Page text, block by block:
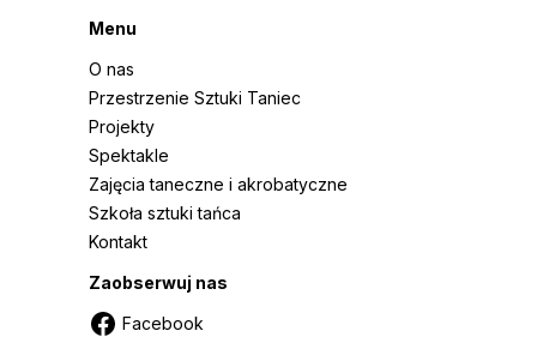
Menu
O nas
Przestrzenie Sztuki Taniec
Projekty
Spektakle
Zajęcia taneczne i akrobatyczne
Szkoła sztuki tańca
Kontakt
Zaobserwuj nas
Facebook